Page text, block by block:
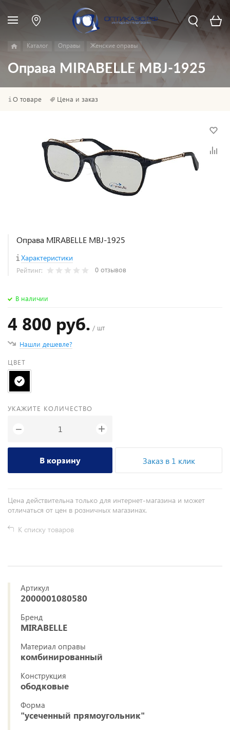
Каталог Оправы Женские оправы
Оправа MIRABELLE MBJ-1925
О товаре Цена и заказ
Оправа MIRABELLE MBJ-1925
Характеристики
Рейтинг: 0 отзывов
В наличии
4 800 руб. / шт
Нашли дешевле?
ЦВЕТ
УКАЖИТЕ КОЛИЧЕСТВО
− +
В корзину Заказ в 1 клик
Цена действительна только для интернет-магазина и может
отличаться от цен в розничных магазинах.
К списку товаров
Артикул
2000001080580
Бренд
MIRABELLE
Материал оправы
комбинированный
Конструкция
ободковые
Форма
"усеченный прямоугольник"